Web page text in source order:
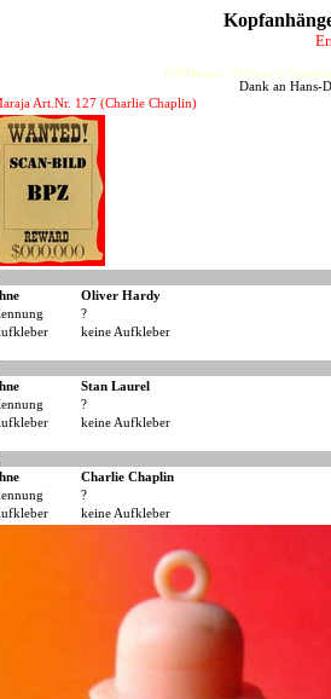
HJFHenze - Helmut´s
Dank an Hans-
Art.Nr. 127 (Charlie Chaplin)
Oliver Hardy
?
keine Aufkleber
Stan Laurel
?
keine Aufkleber
Charlie Chaplin
?
keine Aufkleber